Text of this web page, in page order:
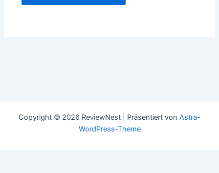
Copyright © 2026 ReviewNest | Präsentiert von Astra-
WordPress-Theme